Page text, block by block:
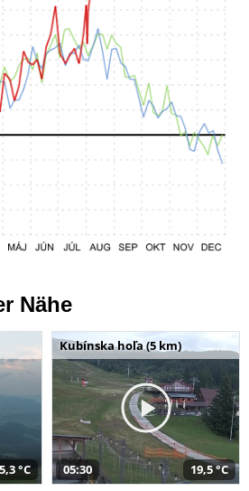
Nähe
°C
Kubínska hoľa (5 km)
05:30 19,5 °C